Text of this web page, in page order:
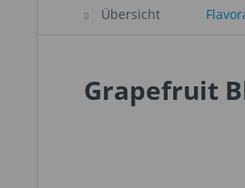
Übersicht
Grapefruit